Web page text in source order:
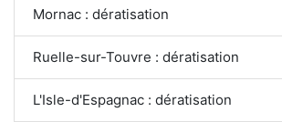
Mornac : dératisation
Ruelle-sur-Touvre : dératisation
L'Isle-d'Espagnac : dératisation